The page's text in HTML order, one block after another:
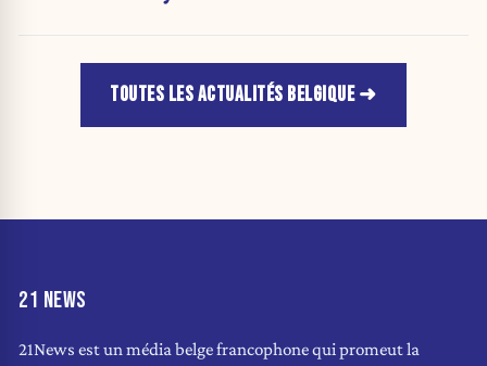
TOUTES LES ACTUALITÉS BELGIQUE
21 NEWS
21News est un média belge francophone qui promeut la